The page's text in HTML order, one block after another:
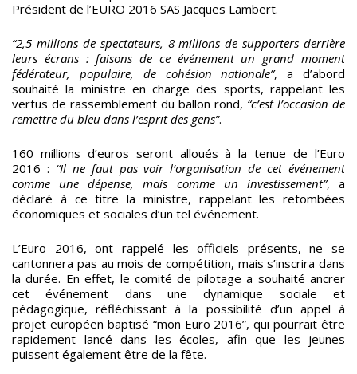
Président de l’EURO 2016 SAS Jacques Lambert.
“2,5 millions de spectateurs, 8 millions de supporters derrière
leurs écrans : faisons de ce événement un grand moment
fédérateur, populaire, de cohésion nationale”, a d’abord
souhaité la ministre en charge des sports, rappelant les
vertus de rassemblement du ballon rond, “c’est l’occasion de
remettre du bleu dans l’esprit des gens”.
160 millions d’euros seront alloués à la tenue de l’Euro
2016 : “Il ne faut pas voir l’organisation de cet événement
comme une dépense, mais comme un investissement”, a
déclaré à ce titre la ministre, rappelant les retombées
économiques et sociales d’un tel événement.
L’Euro 2016, ont rappelé les officiels présents, ne se
cantonnera pas au mois de compétition, mais s’inscrira dans
la durée. En effet, le comité de pilotage a souhaité ancrer
cet événement dans une dynamique sociale et
pédagogique, réfléchissant à la possibilité d’un appel à
projet européen baptisé “mon Euro 2016”, qui pourrait être
rapidement lancé dans les écoles, afin que les jeunes
puissent également être de la fête.